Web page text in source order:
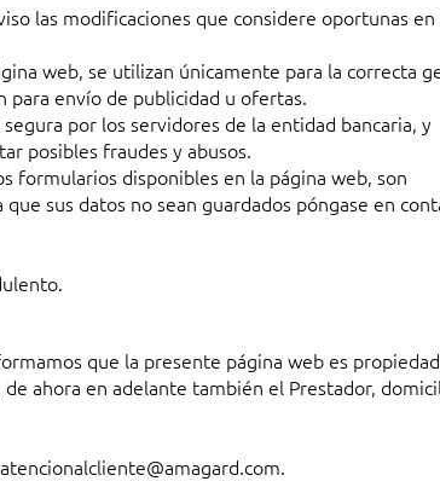
las modificaciones que considere oportunas en
web, se utilizan únicamente para la correcta
para envío de publicidad u ofertas.
por los servidores de la entidad bancaria, y
posibles fraudes y abusos.
formularios disponibles en la página web, son
sus datos no sean guardados póngase en
que la presente página web es
de ahora en adelante también el Prestador,
atencionalcliente@amagard.com.